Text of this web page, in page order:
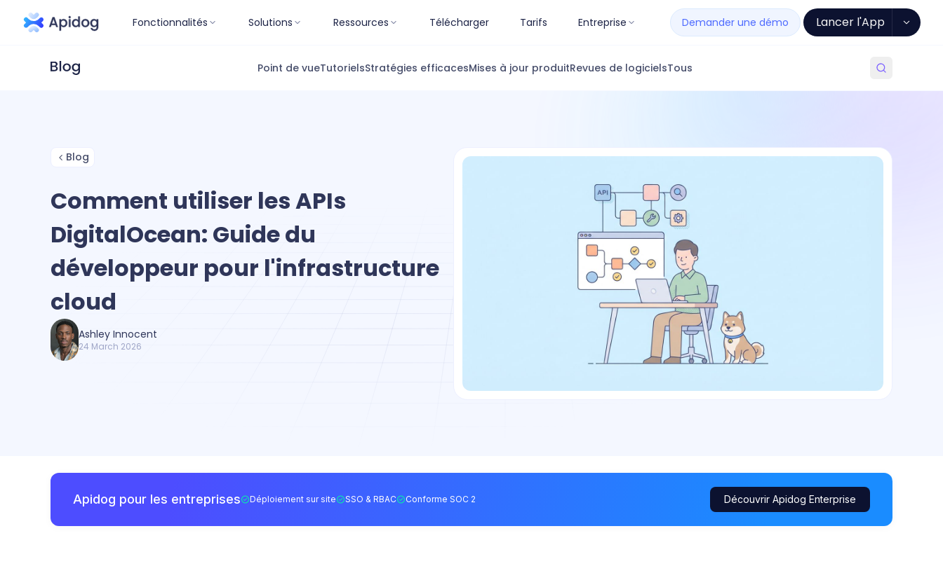
Fonctionnalités Solutions Ressources Télécharger Tarifs Entreprise Demander une démo Lancer l'App
Point de vueTutorielsStratégies efficacesMises à jour produitRevues de logicielsTous
Blog
Comment utiliser les APIs
DigitalOcean: Guide du
développeur pour l'infrastructure
cloud
Ashley Innocent
24 March 2026
Apidog pour les entreprises Déploiement sur site SSO & RBAC Conforme SOC 2 Découvrir Apidog Enterprise